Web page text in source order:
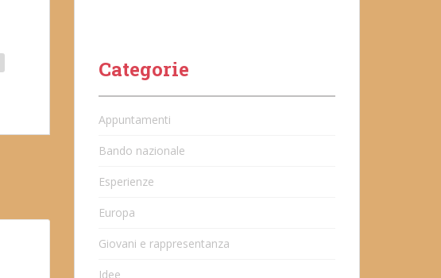
Categorie
Appuntamenti
Bando nazionale
Esperienze
Europa
Giovani e rappresentanza
Idee